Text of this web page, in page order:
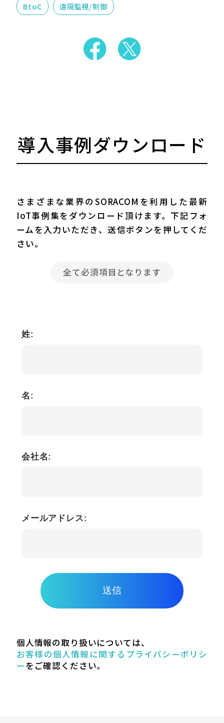
BtoC 遠隔監視/制御
導入事例ダウンロード
さまざまな業界のSORACOMを利用した最新
IoT事例集をダウンロード頂けます。下記フォ
ームを入力いただき、送信ボタンを押してくだ
さい。
全て必須項目となります
姓:
名:
会社名:
メールアドレス:
送信
個人情報の取り扱いについては、
お客様の個人情報に関するプライバシーポリシ
ーをご確認ください。